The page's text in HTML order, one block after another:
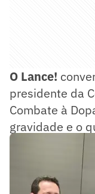
O Lance!
presidente da
Combate à
gravidade e o